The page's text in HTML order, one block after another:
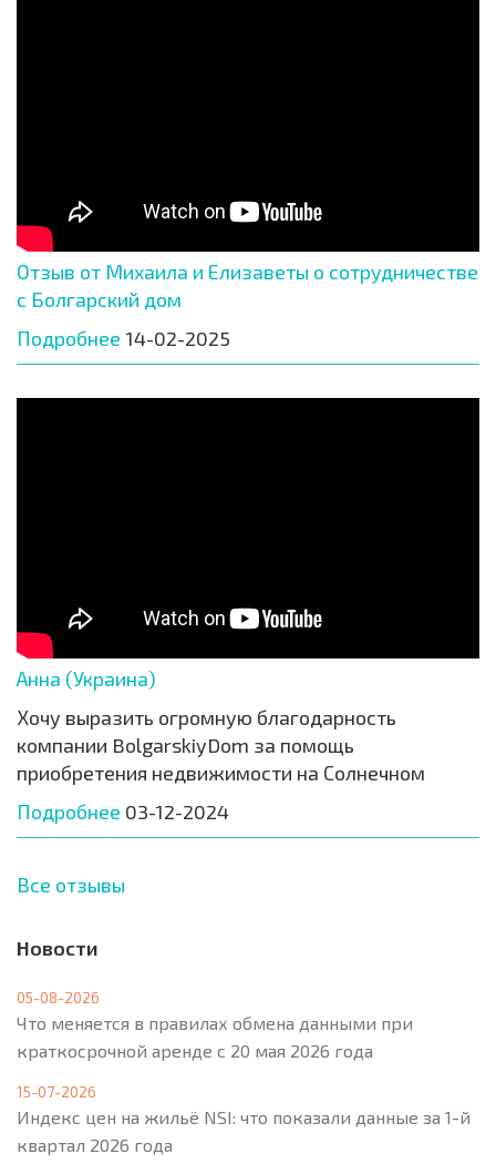
Отзыв от Михаила и Елизаветы о сотрудничестве
с Болгарский дом
Подробнее 14-02-2025
Анна (Украина)
Хочу выразить огромную благодарность
компании BolgarskiyDom за помощь
приобретения недвижимости на Солнечном
Подробнее 03-12-2024
Все отзывы
Новости
05-08-2026
Что меняется в правилах обмена данными при
краткосрочной аренде с 20 мая 2026 года
15-07-2026
Индекс цен на жильё NSI: что показали данные за 1-й
квартал 2026 года